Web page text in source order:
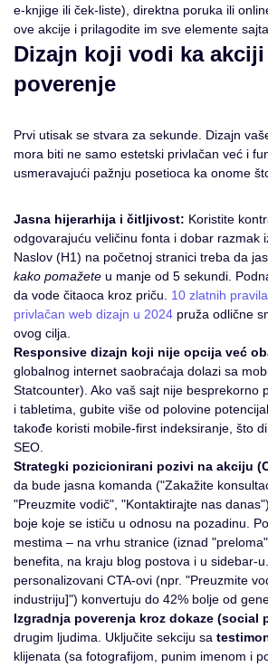
e-knjige ili ček-liste), direktna poruka ili
ove akcije i prilagodite im sve elemente sajta.
Dizajn koji vodi ka
poverenje
Prvi utisak se stvara za sekunde. Dizajn
mora biti ne samo estetski privlačan već i
usmeravajući pažnju posetioca ka onome
Jasna hijerarhija i čitljivost: Koristite
odgovarajuću veličinu fonta i dobar razmak
Naslov (H1) na početnoj stranici treba da
kako pomažete u manje od 5 sekundi.
da vode čitaoca kroz priču. 10 zlatnih
privlačan web dizajn u 2024 pruža odlične
ovog cilja.
Responsive dizajn koji nije opcija već
globalnog internet saobraćaja dolazi sa
Statcounter). Ako vaš sajt nije besprekorno
i tabletima, gubite više od polovine
takođe koristi mobile-first indeksiranje, što
SEO.
Strategki pozicionirani pozivi na akciju
da bude jasna komanda ("Zakažite
"Preuzmite vodič", "Kontaktirajte nas
boje koje se ističu u odnosu na pozadinu.
mestima – na vrhu stranice (iznad
benefita, na kraju blog postova i u sidebar-
personalizovani CTA-ovi (npr. "Preuzmite
industriju]") konvertuju do 42% bolje od
Izgradnja poverenja kroz dokaze (social
drugim ljudima. Uključite sekciju sa
klijenata (sa fotografijom, punim imenom i